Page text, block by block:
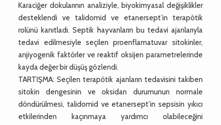
Karaciğer dokularının analiziyle, biyokimyasal değişiklikler
desteklendi ve talidomid ve etanersept’in terapötik
rolünü kanıtladı. Septik hayvanların bu tedavi ajanlarıyla
tedavi edilmesiyle seçilen proenflamatuvar sitokinler,
anjiyogenik faktörler ve reaktif oksijen parametrelerinde
kayda değer bir düşüş gözlendi.
TARTIŞMA: Seçilen terapötik ajanların tedavisini takiben
sitokin dengesinin ve oksidan durumunun normale
döndürülmesi, talidomid ve etanersept’in sepsisin yıkıcı
etkilerinden kaçınmaya yardımcı olabileceğini